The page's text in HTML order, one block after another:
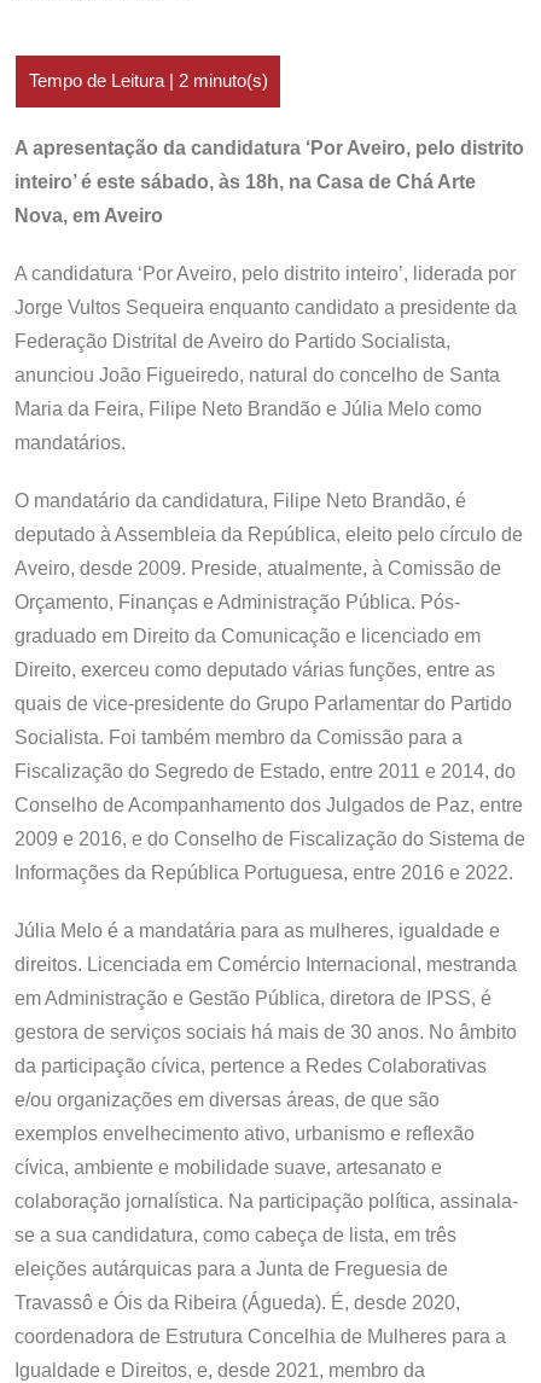
A apresentação da candidatura ‘Por Aveiro, pelo distrito
inteiro’ é este sábado, às 18h, na Casa de Chá Arte
Nova, em Aveiro
A candidatura ‘Por Aveiro, pelo distrito inteiro’, liderada por
Jorge Vultos Sequeira enquanto candidato a presidente da
Federação Distrital de Aveiro do Partido Socialista,
anunciou João Figueiredo, natural do concelho de Santa
Maria da Feira, Filipe Neto Brandão e Júlia Melo como
mandatários.
O mandatário da candidatura, Filipe Neto Brandão, é
deputado à Assembleia da República, eleito pelo círculo de
Aveiro, desde 2009. Preside, atualmente, à Comissão de
Orçamento, Finanças e Administração Pública. Pós-
graduado em Direito da Comunicação e licenciado em
Direito, exerceu como deputado várias funções, entre as
quais de vice-presidente do Grupo Parlamentar do Partido
Socialista. Foi também membro da Comissão para a
Fiscalização do Segredo de Estado, entre 2011 e 2014, do
Conselho de Acompanhamento dos Julgados de Paz, entre
2009 e 2016, e do Conselho de Fiscalização do Sistema de
Informações da República Portuguesa, entre 2016 e 2022.
Júlia Melo é a mandatária para as mulheres, igualdade e
direitos. Licenciada em Comércio Internacional, mestranda
em Administração e Gestão Pública, diretora de IPSS, é
gestora de serviços sociais há mais de 30 anos. No âmbito
da participação cívica, pertence a Redes Colaborativas
e/ou organizações em diversas áreas, de que são
exemplos envelhecimento ativo, urbanismo e reflexão
cívica, ambiente e mobilidade suave, artesanato e
colaboração jornalística. Na participação política, assinala-
se a sua candidatura, como cabeça de lista, em três
eleições autárquicas para a Junta de Freguesia de
Travassô e Óis da Ribeira (Águeda). É, desde 2020,
coordenadora de Estrutura Concelhia de Mulheres para a
Igualdade e Direitos, e, desde 2021, membro da